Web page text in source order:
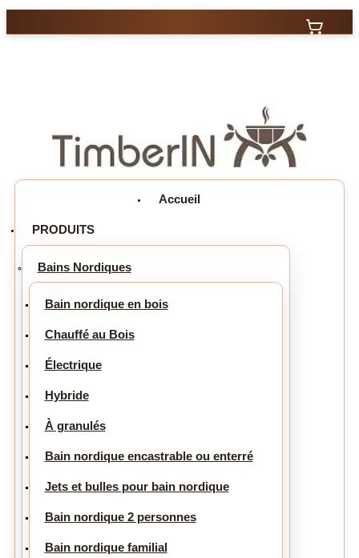
Accueil
PRODUITS
Bains Nordiques
Bain nordique en bois
Chauffé au Bois
Électrique
Hybride
À granulés
Bain nordique encastrable ou enterré
Jets et bulles pour bain nordique
Bain nordique 2 personnes
Bain nordique familial